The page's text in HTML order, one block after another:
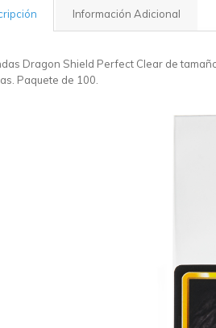
Información Adicional
Dragon Shield Perfect Clear de
Paquete de 100.